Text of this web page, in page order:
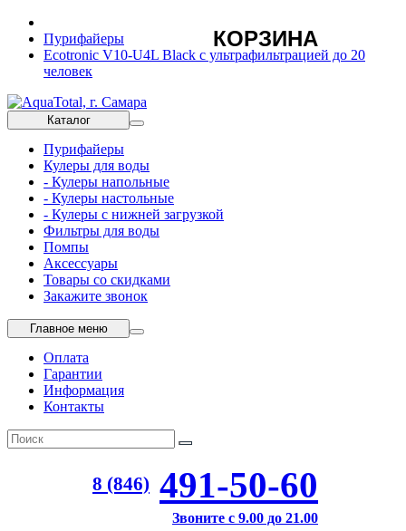
Пурифайеры
Ecotronic V10-U4L Black с ультрафильтрацией до 20
человек
Каталог
Пурифайеры
Кулеры для воды
- Кулеры напольные
- Кулеры настольные
- Кулеры с нижней загрузкой
Фильтры для воды
Помпы
Аксессуары
Товары со скидками
Закажите звонок
Главное меню
Оплата
Гарантии
Информация
Контакты
8 (846) 491-50-60
Звоните с 9.00 до 21.00
КОРЗИНА